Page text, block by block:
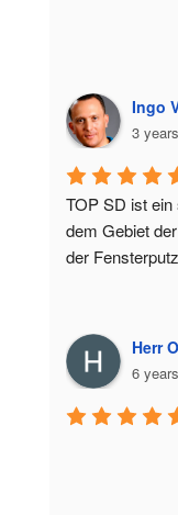
Ingo
3
TOP SD ist
dem Gebiet
der
Herr
6